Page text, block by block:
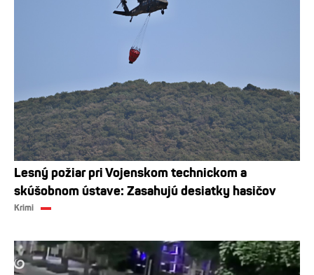
Lesný požiar pri Vojenskom technickom a
skúšobnom ústave: Zasahujú desiatky hasičov
Krimi